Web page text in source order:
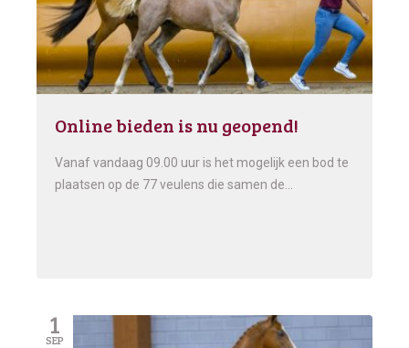
Online bieden is nu geopend!
Vanaf vandaag 09.00 uur is het mogelijk een bod te
plaatsen op de 77 veulens die samen de…
1
SEP